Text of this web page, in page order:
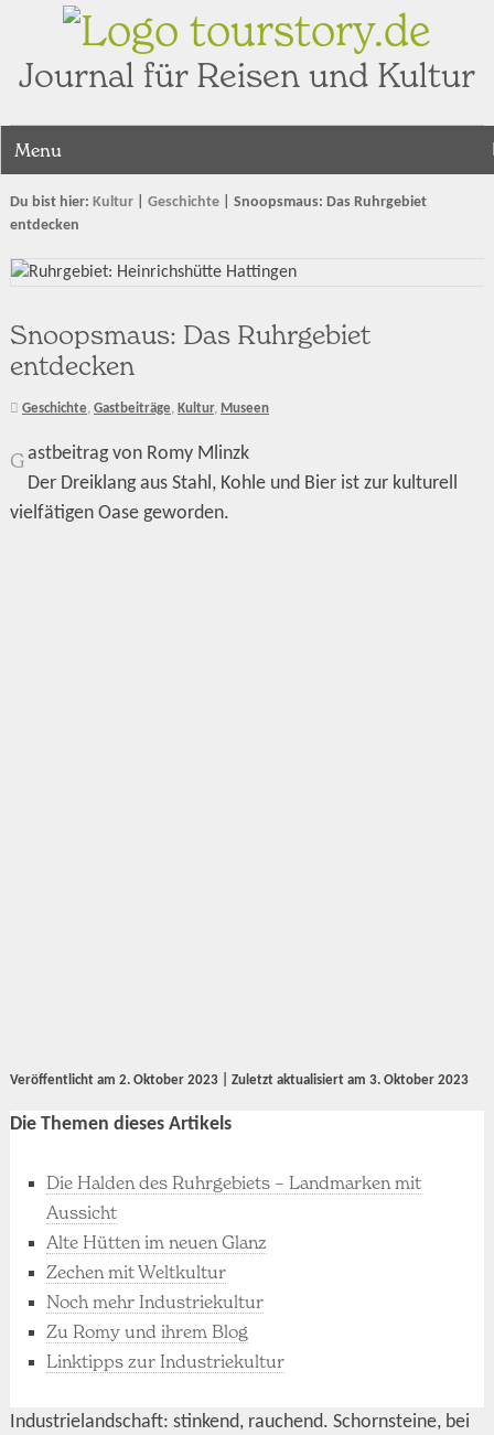
tourstory.de
Journal für Reisen und Kultur
Menu
Du bist hier: Kultur| Geschichte| Snoopsmaus: Das Ruhrgebiet
entdecken
Snoopsmaus: Das Ruhrgebiet
entdecken
Geschichte, Gastbeiträge, Kultur, Museen
Gastbeitrag von Romy Mlinzk
Der Dreiklang aus Stahl, Kohle und Bier ist zur kulturell
vielfätigen Oase geworden.
Veröffentlicht am 2. Oktober 2023| Zuletzt aktualisiert am 3. Oktober 2023
Die Themen dieses Artikels
Die Halden des Ruhrgebiets – Landmarken mit
Aussicht
Alte Hütten im neuen Glanz
Zechen mit Weltkultur
Noch mehr Industriekultur
Zu Romy und ihrem Blog
Linktipps zur Industriekultur
Industrielandschaft: stinkend, rauchend. Schornsteine, bei